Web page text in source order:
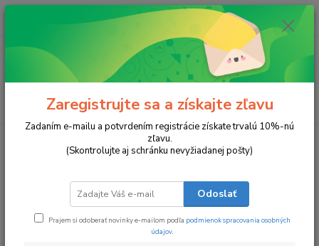
Hľadať
ks
za0 €
Záblesk Noci
Zaregistrujte sa a získajte zľavu
Zadaním e-mailu a potvrdením registrácie získate trvalú 10%-nú
zľavu.
(Skontrolujte aj schránku nevyžiadanej pošty)
Odoslať
Prajem si odoberať novinky e-mailom podľa podmienok spracovania osobných
údajov